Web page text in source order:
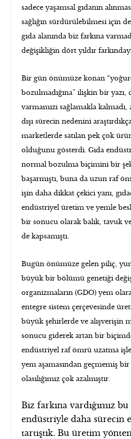
sadece yaşamsal gıdanın
sağlığın sürdürülebilmesi için
gıda alanında biz farkına
değişikliğin dört yıldır
Bir gün önümüze konan
bozulmadığına” ilişkin bir
varmamızı sağlamakla
dışı sürecin nedenini
marketlerde satılan pek çok
olduğunu gösterdi. Gıda
normal bozulma biçimini bir
başarmıştı, buna da uzun raf
işin daha dikkat çekici yanı,
endüstriyel üretim ve yemle
bir sonucu olarak balık, tavuk
de kapsamıştı.
Bugün önümüze gelen piliç,
büyük bir bölümü genetiği
organizmaların (GDO) yem
entegre sistem çerçevesinde
büyük şehirlerde ve alışverişin
sonucu giderek artan bir
endüstriyel raf ömrü uzatma
yem aşamasından geçmemiş
olasılığımız çok azalmıştır.
Biz farkına vardığımız
endüstriyle daha sürecin
tartıştık. Bu üretim